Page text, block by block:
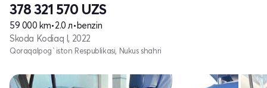
378 321 570 UZS
59 000 km•2.0 л• benzin
Skoda Kodiaq I, 2022
Qoraqalpog`iston Respublikasi, Nukus shahri